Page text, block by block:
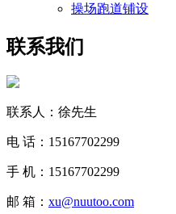
操场跑道铺设
联系我们
联系人：徐先生
电 话：15167702299
手 机：15167702299
邮 箱： xu@nuutoo.com